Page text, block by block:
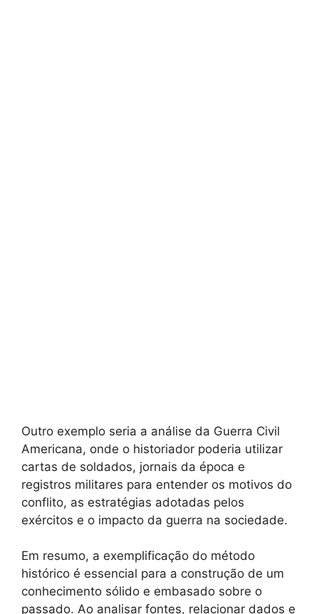
Outro exemplo seria a análise da Guerra Civil
Americana, onde o historiador poderia utilizar
cartas de soldados, jornais da época e
registros militares para entender os motivos do
conflito, as estratégias adotadas pelos
exércitos e o impacto da guerra na sociedade.
Em resumo, a exemplificação do método
histórico é essencial para a construção de um
conhecimento sólido e embasado sobre o
passado. Ao analisar fontes, relacionar dados e